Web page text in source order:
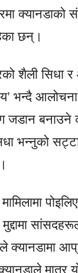
छन्।
शैली
भन्दै
जडान
भन्नुको
मुद्दामा
क्यानडामा
मात्र